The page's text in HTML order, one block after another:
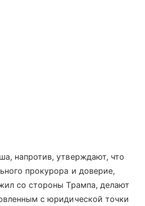
напротив, утверждают, что
прокурора и доверие,
со стороны Трампа, делают
с юридической точки